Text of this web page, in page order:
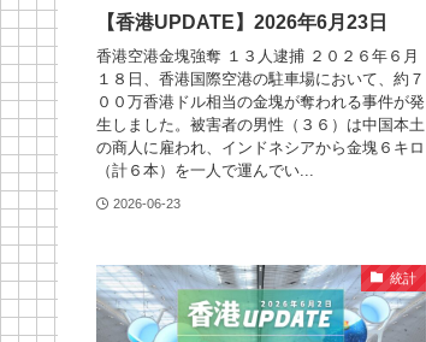
【香港UPDATE】2026年6月23日
香港空港金塊強奪 １３人逮捕 ２０２６年６月
１８日、香港国際空港の駐車場において、約７
００万香港ドル相当の金塊が奪われる事件が発
生しました。被害者の男性（３６）は中国本土
の商人に雇われ、インドネシアから金塊６キロ
（計６本）を一人で運んでい...
2026-06-23
統計